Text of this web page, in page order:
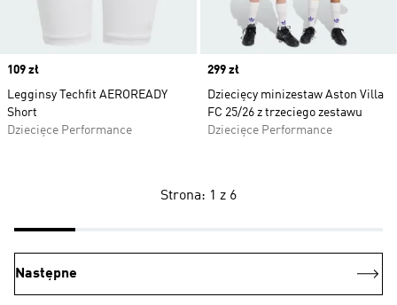
Price
109 zł
Legginsy Techfit AEROREADY
Short
Dziecięce Performance
Price
299 zł
Dziecięcy minizestaw Aston Villa
FC 25/26 z trzeciego zestawu
Dziecięce Performance
Strona: 1 z 6
Następne